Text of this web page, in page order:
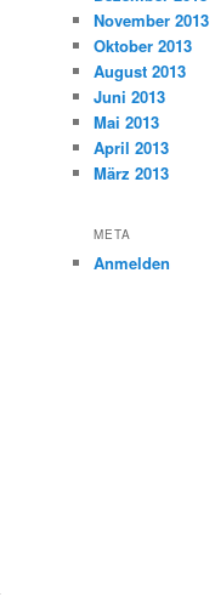
November 2013
Oktober 2013
August 2013
Juni 2013
Mai 2013
April 2013
März 2013
META
Anmelden